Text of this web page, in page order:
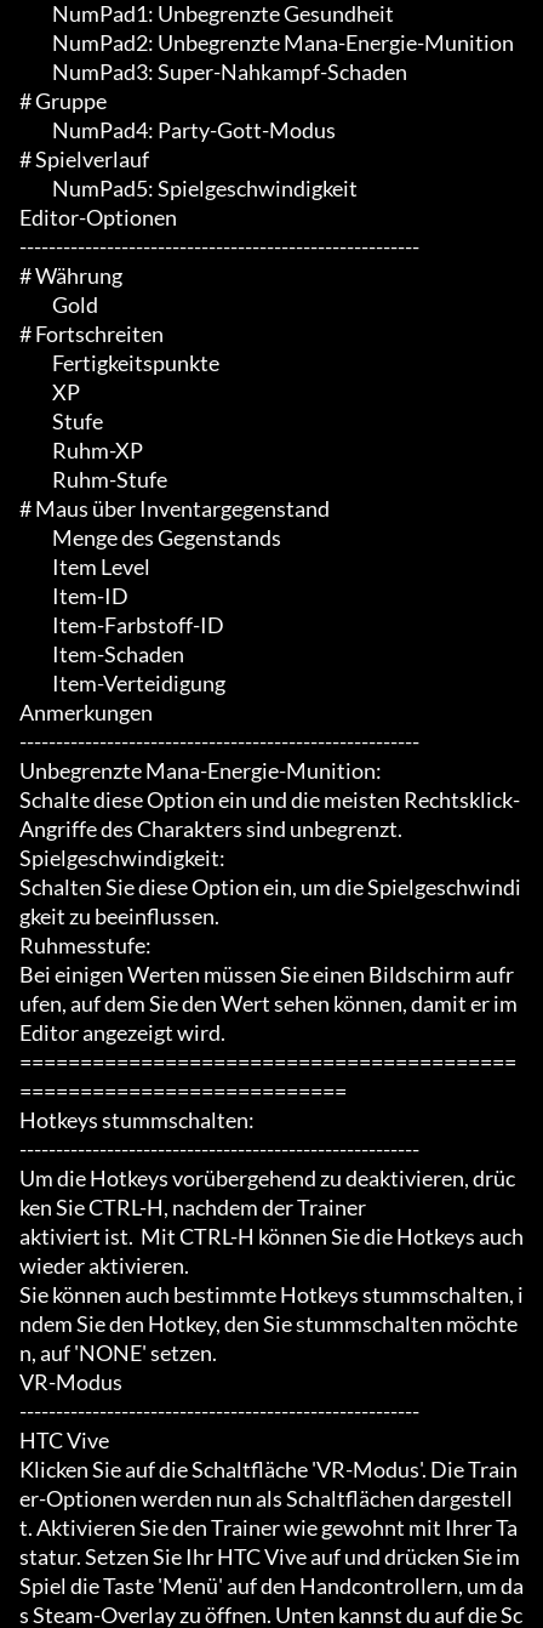
# Gruppe
# Spielverlauf
Editor-Optionen
-------------------------------------------------------
# Währung
# Fortschreiten
# Maus über Inventargegenstand
Anmerkungen
-------------------------------------------------------
Unbegrenzte Mana-Energie-Munition:
Schalte diese Option ein und die meisten Rechtsklick-
Angriffe des Charakters sind unbegrenzt.
Spielgeschwindigkeit:
Schalten Sie diese Option ein, um die Spielgeschwindi
gkeit zu beeinflussen.
Ruhmesstufe:
Bei einigen Werten müssen Sie einen Bildschirm aufr
ufen, auf dem Sie den Wert sehen können, damit er im
Editor angezeigt wird.
=========================================
===========================
Hotkeys stummschalten:
-------------------------------------------------------
Um die Hotkeys vorübergehend zu deaktivieren, drüc
ken Sie CTRL-H, nachdem der Trainer
aktiviert ist.  Mit CTRL-H können Sie die Hotkeys auch
wieder aktivieren.
Sie können auch bestimmte Hotkeys stummschalten, i
ndem Sie den Hotkey, den Sie stummschalten möchte
n, auf 'NONE' setzen.
VR-Modus
-------------------------------------------------------
HTC Vive
Klicken Sie auf die Schaltfläche 'VR-Modus'. Die Train
er-Optionen werden nun als Schaltflächen dargestell
t. Aktivieren Sie den Trainer wie gewohnt mit Ihrer Ta
statur. Setzen Sie Ihr HTC Vive auf und drücken Sie im
Spiel die Taste 'Menü' auf den Handcontrollern, um da
s Steam-Overlay zu öffnen. Unten kannst du auf die Sc